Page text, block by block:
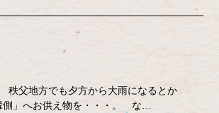
秩父地方でも夕方から大雨になるとか
側」へお供え物を・・・。 な…